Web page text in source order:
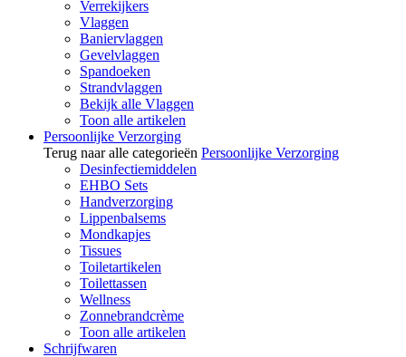
Verrekijkers
Vlaggen
Baniervlaggen
Gevelvlaggen
Spandoeken
Strandvlaggen
Bekijk alle Vlaggen
Toon alle artikelen
Persoonlijke Verzorging
Terug naar alle categorieën Persoonlijke Verzorging
Desinfectiemiddelen
EHBO Sets
Handverzorging
Lippenbalsems
Mondkapjes
Tissues
Toiletartikelen
Toilettassen
Wellness
Zonnebrandcrème
Toon alle artikelen
Schrijfwaren